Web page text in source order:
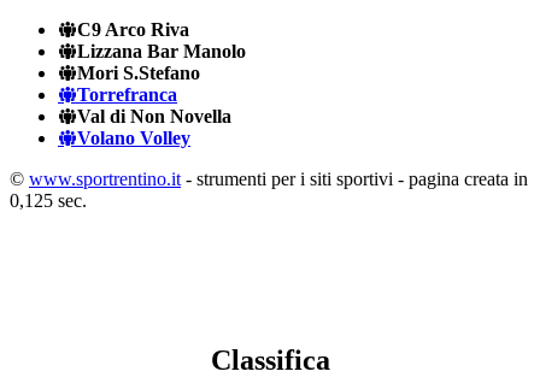
C9 Arco Riva
Lizzana Bar Manolo
Mori S.Stefano
Torrefranca
Val di Non Novella
Volano Volley
© www.sportrentino.it - strumenti per i siti sportivi - pagina creata in
0,125 sec.
Classifica